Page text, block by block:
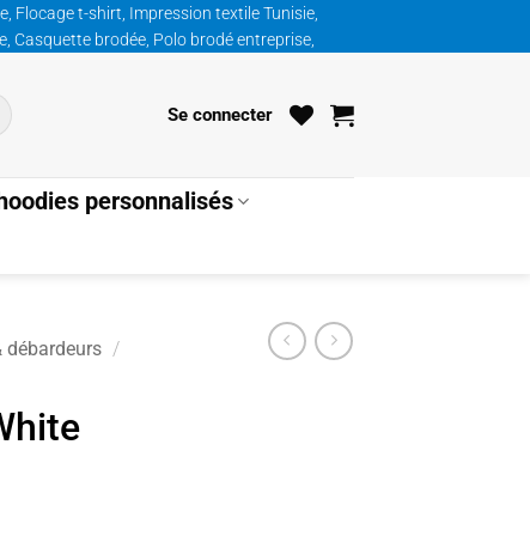
Flocage t-shirt, Impression textile Tunisie,
Casquette brodée, Polo brodé entreprise,
Se connecter
personnalisés
débardeurs /